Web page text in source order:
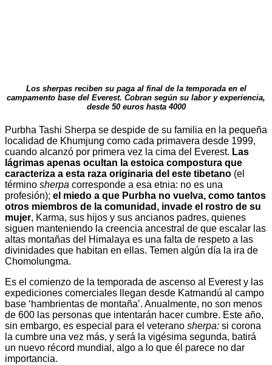
Los sherpas reciben su paga al final de la temporada en el
campamento base del Everest. Cobran según su labor y experiencia,
desde 50 euros hasta 4000
Purbha Tashi Sherpa se despide de su familia en la pequeña
localidad de Khumjung como cada primavera desde 1999,
cuando alcanzó por primera vez la cima del Everest. Las
lágrimas apenas ocultan la estoica compostura que
caracteriza a esta raza originaria del este tibetano (el
término sherpa corresponde a esa etnia: no es una
profesión); el miedo a que Purbha no vuelva, como tantos
otros miembros de la comunidad, invade el rostro de su
mujer, Karma, sus hijos y sus ancianos padres, quienes
siguen manteniendo la creencia ancestral de que escalar las
altas montañas del Himalaya es una falta de respeto a las
divinidades que habitan en ellas. Temen algún día la ira de
Chomolungma.
Es el comienzo de la temporada de ascenso al Everest y las
expediciones comerciales llegan desde Katmandú al campo
base ‘hambrientas de montaña’. Anualmente, no son menos
de 600 las personas que intentarán hacer cumbre. Este año,
sin embargo, es especial para el veterano sherpa: si corona
la cumbre una vez más, y será la vigésima segunda, batirá
un nuevo récord mundial, algo a lo que él parece no dar
importancia.